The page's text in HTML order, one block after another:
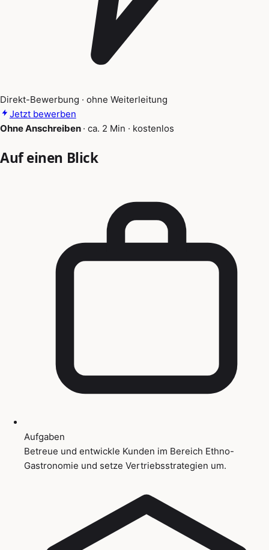
Direkt-Bewerbung · ohne Weiterleitung
Jetzt bewerben
Ohne Anschreiben · ca. 2 Min · kostenlos
Auf einen Blick
Aufgaben
Betreue und entwickle Kunden im Bereich Ethno-
Gastronomie und setze Vertriebsstrategien um.